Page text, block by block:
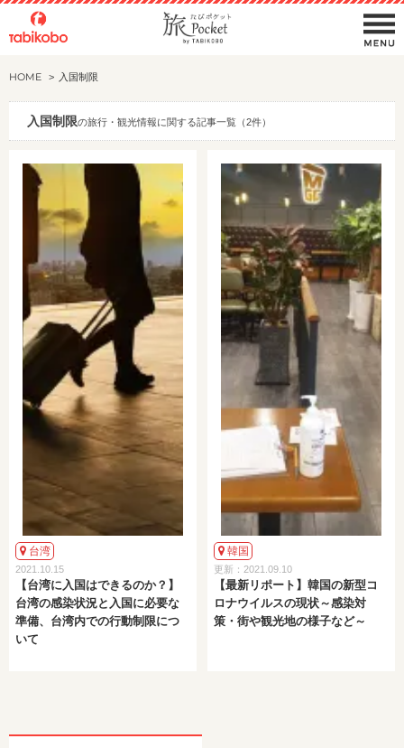
HOME 入国制限
入国制限の旅行・観光情報に関する記事一覧（2件）
台湾
2021.10.15
【台湾に入国はできるのか？】
台湾の感染状況と入国に必要な
準備、台湾内での行動制限につ
いて
韓国
更新：2021.09.10
【最新リポート】韓国の新型コ
ロナウイルスの現状～感染対
策・街や観光地の様子など～